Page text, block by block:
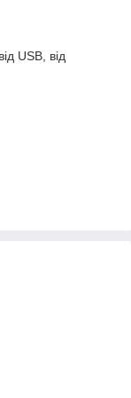
USB, від